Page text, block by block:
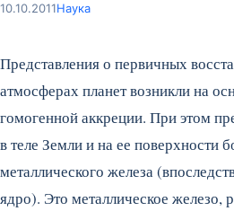
10.10.2011Наука
Представления о первичных
атмосферах планет возникли на
гомогенной аккреции. При этом
в теле Земли и на ее поверхности
металлического железа
ядро). Это металлическое железо,